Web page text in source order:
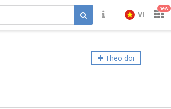
VI
new
Theo dõi